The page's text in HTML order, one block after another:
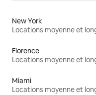
New York
Florence
Miami